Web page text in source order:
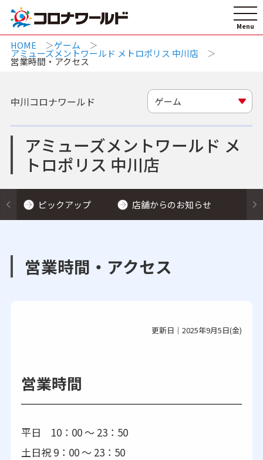
HOME ゲーム
アミューズメントワールド メトロポリス 中川店
営業時間・アクセス
アミューズメントワールド メ
トロポリス 中川店
中川コロナワールド ゲーム
ピックアップ 店舗からのお知らせ
営業時間・アクセス
更新日｜2025年9月5日(金)
営業時間
平日 10：00 ～ 23：50
土日祝 9：00 ～ 23：50